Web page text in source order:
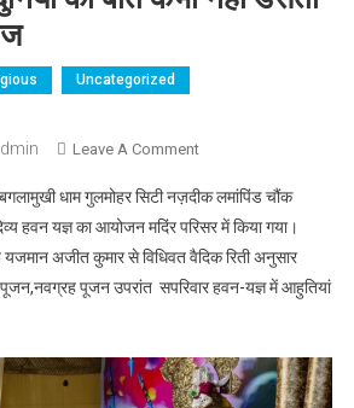
Uncategorized
Leave A CommentOn मन चंदन है तो दुनिया
: नवजीत भारद्वाज
धाम गुलमोहर सिटी नज़दीक लमांपिंड चौंक
हवन यज्ञ का आयोजन मदिंर परिसर में किया गया।
यजमान अजीत कुमार से विधिवत वैदिक रिती अनुसार
पूजन उपरांत सपरिवार हवन-यज्ञ में आहुतियां